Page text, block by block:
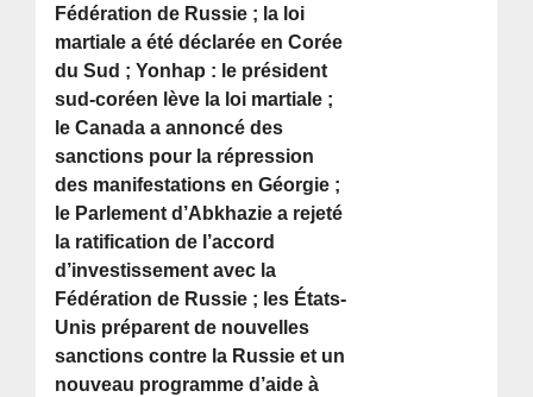
Fédération de Russie ; la loi
martiale a été déclarée en Corée
du Sud ; Yonhap : le président
sud-coréen lève la loi martiale ;
le Canada a annoncé des
sanctions pour la répression
des manifestations en Géorgie ;
le Parlement d’Abkhazie a rejeté
la ratification de l’accord
d’investissement avec la
Fédération de Russie ; les États-
Unis préparent de nouvelles
sanctions contre la Russie et un
nouveau programme d’aide à